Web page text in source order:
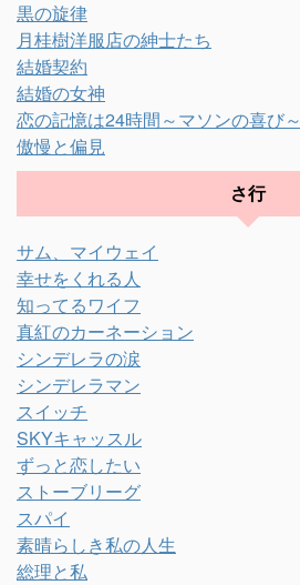
黒の旋律
月桂樹洋服店の紳士たち
結婚契約
結婚の女神
恋の記憶は24時間～マソンの喜び～
傲慢と偏見
さ行
サム、マイウェイ
幸せをくれる人
知ってるワイフ
真紅のカーネーション
シンデレラの涙
シンデレラマン
スイッチ
SKYキャッスル
ずっと恋したい
ストーブリーグ
スパイ
素晴らしき私の人生
総理と私